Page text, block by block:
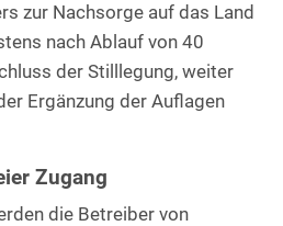
zur Nachsorge auf das Land
nach Ablauf von 40
der Stilllegung, weiter
Ergänzung der Auflagen
Zugang
die Betreiber von